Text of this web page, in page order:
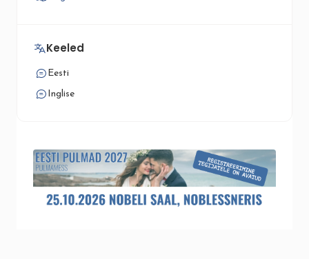
Keeled
Eesti
Inglise